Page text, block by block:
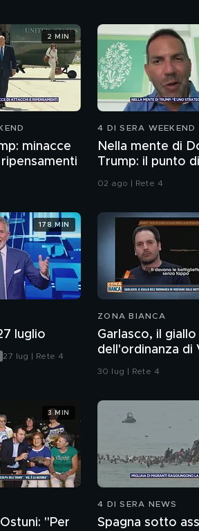
minacce
2 MIN
4 DI SERA WEEKEND
Nella mente di
Trump: il punto
dello psichiatra
02 ago | Rete 4
luglio
27 lug | Rete 4
178 MIN
ZONA BIANCA
Garlasco, il giallo
dell'ordinanza di
sulle bottiglie
30 lug | Rete 4
"Per
3 MIN
4 DI SERA NEWS
Spagna sotto